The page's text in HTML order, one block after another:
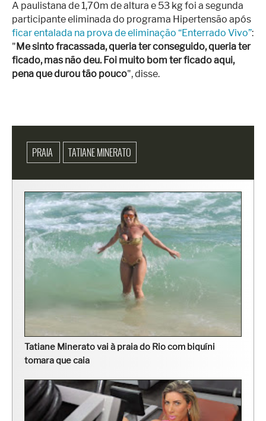
Praia
Contato
A paulistana de 1,70m de altura e 53 kg foi a segunda
participante eliminada do programa Hipertensão após
ficar entalada na prova de eliminação “Enterrado Vivo”:
" Me sinto fracassada, queria ter conseguido, queria ter
ficado, mas não deu. Foi muito bom ter ficado aqui,
pena que durou tão pouco", disse.
PRAIA TATIANE MINERATO
Tatiane Minerato vai à praia do Rio com biquíni
tomara que caia